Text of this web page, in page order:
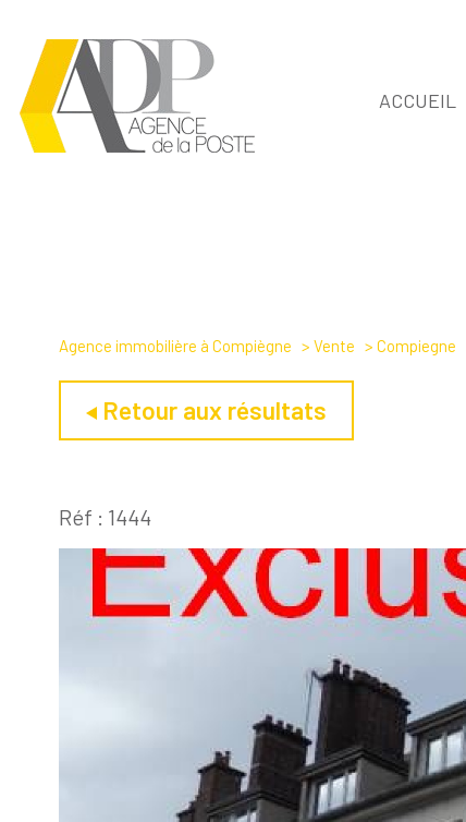
ACCUEIL
Agence immobilière à Compiègne Vente Compiegne
Retour aux résultats
Réf : 1444